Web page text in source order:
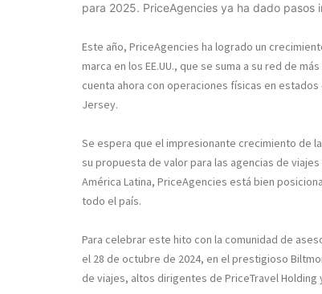
para 2025. PriceAgencies ya ha dado pasos
Este año, PriceAgencies ha logrado un
marca en los EE.UU., que se suma a su red de
cuenta ahora con operaciones físicas en estados
Jersey.
Se espera que el impresionante crecimiento de
su propuesta de valor para las agencias de
América Latina, PriceAgencies está bien
todo el país.
Para celebrar este hito con la comunidad de
el 28 de octubre de 2024, en el prestigioso
de viajes, altos dirigentes de PriceTravel